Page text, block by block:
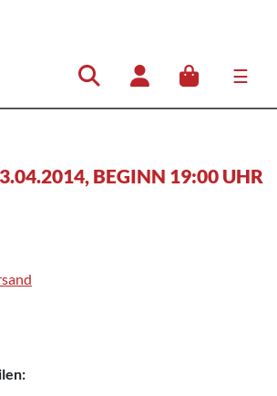
☰
BEGINN 19:00 UHR